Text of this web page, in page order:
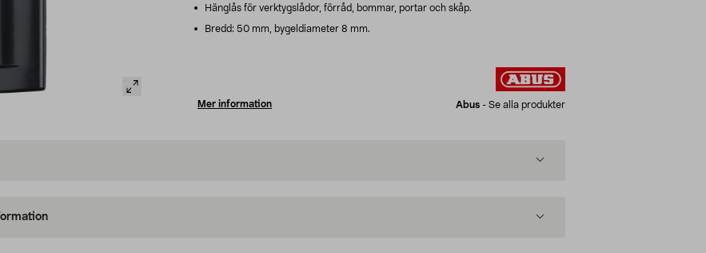
Hänglås för verktygslådor, förråd, bommar, portar och skåp.
Bredd: 50 mm, bygeldiameter 8 mm.
Mer information Abus - Se alla produkter